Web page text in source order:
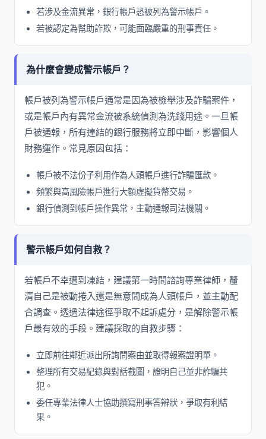
若涉及金流異常，銀行帳戶恐被列為警示帳戶。
若被認定為幫助詐欺，可能面臨嚴重的刑事責任。
為什麼會變成警示帳戶？
帳戶被列為警示帳戶通常是因為被檢舉涉及詐騙案件，
或是帳戶內有異常金流被系統偵測為洗錢用途。一旦帳
戶被通報，所有連結的銀行服務將立即中斷，影響個人
財務運作。常見原因包括：
帳戶被不法份子利用作為人頭帳戶進行詐騙匯款。
頻繁與高風險帳戶進行大額虛擬貨幣交易。
銀行偵測到帳戶操作異常，主動通報司法機關。
警示帳戶如何自救？
若帳戶不幸遭到凍結，建議第一時間諮詢專業律師，釐
清自己是被動捲入還是無意間成為人頭帳戶，並主動配
合調查。透過法律途徑爭取不起訴處分，是解除警示帳
戶最有效的手段。建議採取的自救步驟：
立即前往鄰近派出所詢問案由並取得報案證明單。
整理所有交易紀錄與對話截圖，證明自己並非詐騙共
犯。
委任專業法律人士協助撰寫刑事答辯狀，爭取有利結
果。